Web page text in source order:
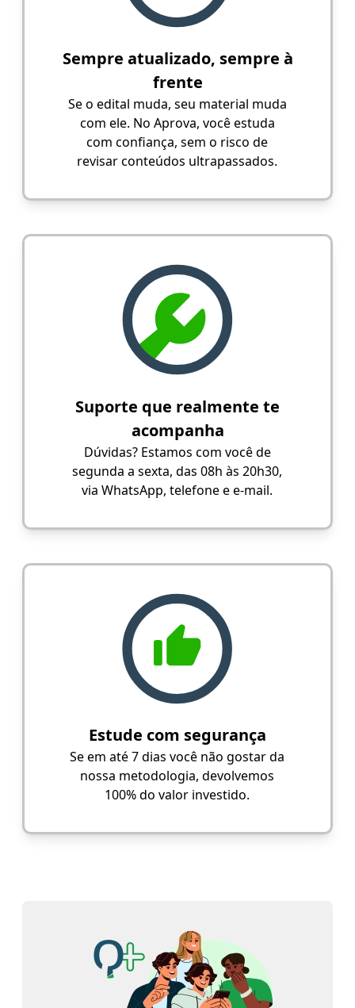
Sempre atualizado, sempre à
frente
Se o edital muda, seu material muda
com ele. No Aprova, você estuda
com confiança, sem o risco de
revisar conteúdos ultrapassados.
Suporte que realmente te
acompanha
Dúvidas? Estamos com você de
segunda a sexta, das 08h às 20h30,
via WhatsApp, telefone e e-mail.
Estude com segurança
Se em até 7 dias você não gostar da
nossa metodologia, devolvemos
100% do valor investido.